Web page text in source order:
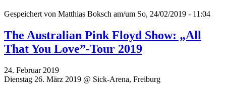
Gespeichert von Matthias Boksch am/um So, 24/02/2019 - 11:04
The Australian Pink Floyd Show: „All
That You Love”-Tour 2019
24. Februar 2019
Dienstag 26. März 2019 @ Sick-Arena, Freiburg